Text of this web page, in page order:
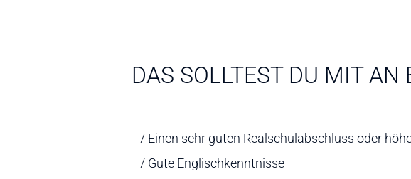
DAS SOLLTEST DU MIT AN
Einen sehr guten Realschulabschluss oder
Gute Englischkenntnisse